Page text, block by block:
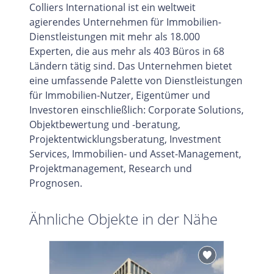
Colliers International ist ein weltweit
agierendes Unternehmen für Immobilien-
Dienstleistungen mit mehr als 18.000
Experten, die aus mehr als 403 Büros in 68
Ländern tätig sind. Das Unternehmen bietet
eine umfassende Palette von Dienstleistungen
für Immobilien-Nutzer, Eigentümer und
Investoren einschließlich: Corporate Solutions,
Objektbewertung und -beratung,
Projektentwicklungsberatung, Investment
Services, Immobilien- und Asset-Management,
Projektmanagement, Research und
Prognosen.
Ähnliche Objekte in der Nähe